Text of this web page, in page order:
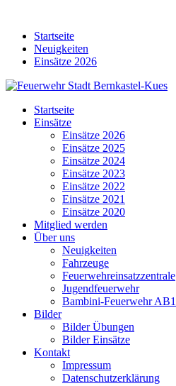
contentStartseite
Neuigkeiten
Einsätze 2026
Startseite
Einsätze
Einsätze 2026
Einsätze 2025
Einsätze 2024
Einsätze 2023
Einsätze 2022
Einsätze 2021
Einsätze 2020
Mitglied werden
Über uns
Neuigkeiten
Fahrzeuge
Feuerwehreinsatzzentrale
Jugendfeuerwehr
Bambini-Feuerwehr AB1
Bilder
Bilder Übungen
Bilder Einsätze
Kontakt
Impressum
Datenschutzerklärung